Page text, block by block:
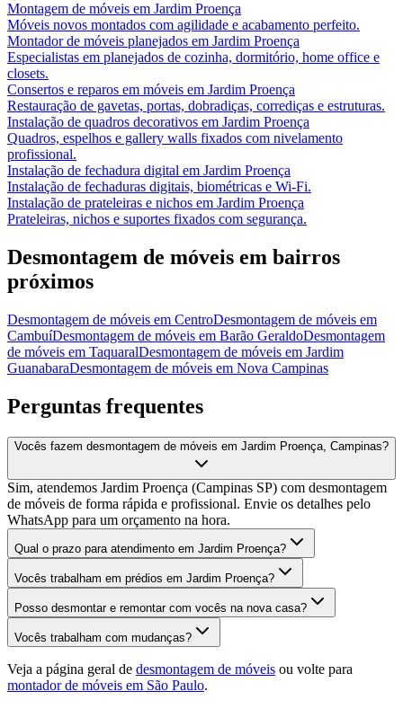
Montagem de móveis em Jardim Proença
Móveis novos montados com agilidade e acabamento perfeito.
Montador de móveis planejados em Jardim Proença
Especialistas em planejados de cozinha, dormitório, home office e
closets.
Consertos e reparos em móveis em Jardim Proença
Restauração de gavetas, portas, dobradiças, corrediças e estruturas.
Instalação de quadros decorativos em Jardim Proença
Quadros, espelhos e gallery walls fixados com nivelamento
profissional.
Instalação de fechadura digital em Jardim Proença
Instalação de fechaduras digitais, biométricas e Wi-Fi.
Instalação de prateleiras e nichos em Jardim Proença
Prateleiras, nichos e suportes fixados com segurança.
Desmontagem de móveis em bairros
próximos
Desmontagem de móveis em CentroDesmontagem de móveis em
CambuíDesmontagem de móveis em Barão GeraldoDesmontagem
de móveis em TaquaralDesmontagem de móveis em Jardim
GuanabaraDesmontagem de móveis em Nova Campinas
Perguntas frequentes
Vocês fazem desmontagem de móveis em Jardim Proença, Campinas?
Sim, atendemos Jardim Proença (Campinas SP) com desmontagem
de móveis de forma rápida e profissional. Envie os detalhes pelo
WhatsApp para um orçamento na hora.
Qual o prazo para atendimento em Jardim Proença?
Vocês trabalham em prédios em Jardim Proença?
Posso desmontar e remontar com vocês na nova casa?
Vocês trabalham com mudanças?
Veja a página geral de desmontagem de móveis ou volte para
montador de móveis em São Paulo.